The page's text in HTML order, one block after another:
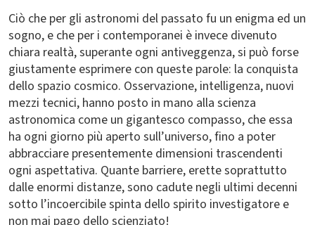
Ciò che per gli astronomi del passato fu un enigma ed un
sogno, e che per i contemporanei è invece divenuto
chiara realtà, superante ogni antiveggenza, si può forse
giustamente esprimere con queste parole: la conquista
dello spazio cosmico. Osservazione, intelligenza, nuovi
mezzi tecnici, hanno posto in mano alla scienza
astronomica come un gigantesco compasso, che essa
ha ogni giorno più aperto sull’universo, fino a poter
abbracciare presentemente dimensioni trascendenti
ogni aspettativa. Quante barriere, erette soprattutto
dalle enormi distanze, sono cadute negli ultimi decenni
sotto l’incoercibile spinta dello spirito investigatore e
non mai pago dello scienziato!